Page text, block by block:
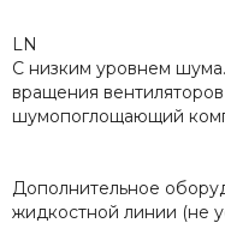
LN
С низким уровнем
вращения
шумопоглощающий
Дополнительное
жидкостной линии (не